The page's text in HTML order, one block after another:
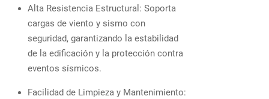
Alta Resistencia Estructural: Soporta
cargas de viento y sismo con
seguridad, garantizando la estabilidad
de la edificación y la protección contra
eventos sísmicos.
Facilidad de Limpieza y Mantenimiento: